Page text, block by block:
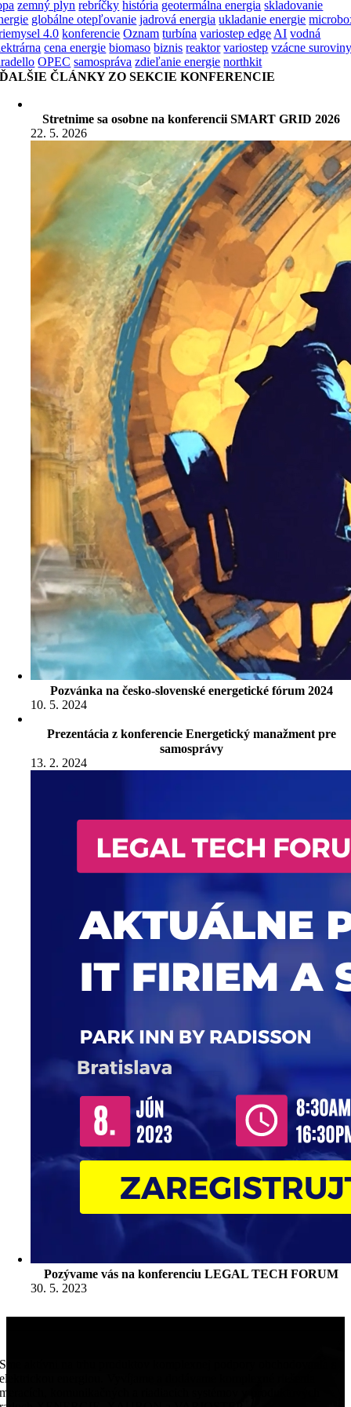
zemný plyn rebríčky história geotermálna energia skladovanie
globálne otepľovanie jadrová energia ukladanie energie
4.0 konferencie Oznam turbína variostep edge AI vodná
cena energie biomaso biznis reaktor variostep vzácne
OPEC samospráva zdieľanie energie northkit
ĎALŠIE ČLÁNKY ZO SEKCIE KONFERENCIE
Stretnime sa osobne na konferencii SMART GRID 2026
22. 5. 2026
Pozvánka na česko-slovenské energetické fórum 2024
10. 5. 2024
Prezentácia z konferencie Energetický manažment pre
samosprávy
13. 2. 2024
Pozývame vás na konferenciu LEGAL TECH FORUM
30. 5. 2023
Sme aktívni na trhu produktov komplexnej podpory obchodovania s
elektrickou energiou. Vyvíjame a dodávame komplexné riešenia
meracích, komunikačných a riadiacich systémov v produktových